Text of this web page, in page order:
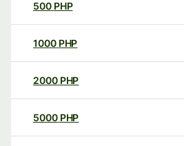
500 PHP
1000 PHP
2000 PHP
5000 PHP